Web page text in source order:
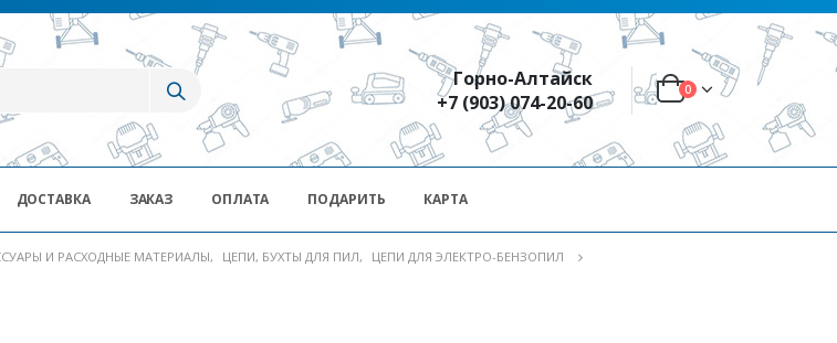
Горно-Алтайск
+7 (903) 074-20-60
0
ДОСТАВКА ЗАКАЗ ОПЛАТА ПОДАРИТЬ КАРТА
И РАСХОДНЫЕ МАТЕРИАЛЫ, ЦЕПИ, БУХТЫ ДЛЯ ПИЛ,
ЦЕПИ ДЛЯ ЭЛЕКТРО-БЕНЗОПИЛ